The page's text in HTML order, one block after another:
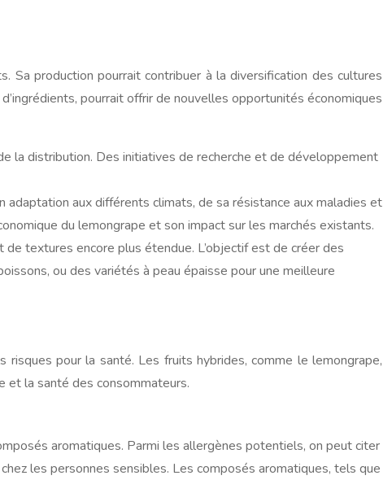
Sa production pourrait contribuer à la diversification des cultures
pourrait offrir de nouvelles opportunités économiques
la distribution. Des initiatives de recherche et de développement
aux différents climats, de sa résistance aux maladies et
du lemongrape et son impact sur les marchés existants.
textures encore plus étendue. L’objectif est de créer des
ou des variétés à peau épaisse pour une meilleure
pour la santé. Les fruits hybrides, comme le lemongrape,
et la santé des consommateurs.
aromatiques. Parmi les allergènes potentiels, on peut citer
les personnes sensibles. Les composés aromatiques, tels que